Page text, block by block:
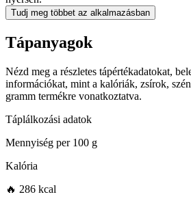
Tudj meg többet az alkalmazásban
Tápanyagok
Nézd meg a részletes tápértékadatokat,
információkat, mint a kalóriák, zsírok,
gramm termékre vonatkoztatva.
Táplálkozási adatok
Mennyiség per100 g
Kalória
🔥 286 kcal